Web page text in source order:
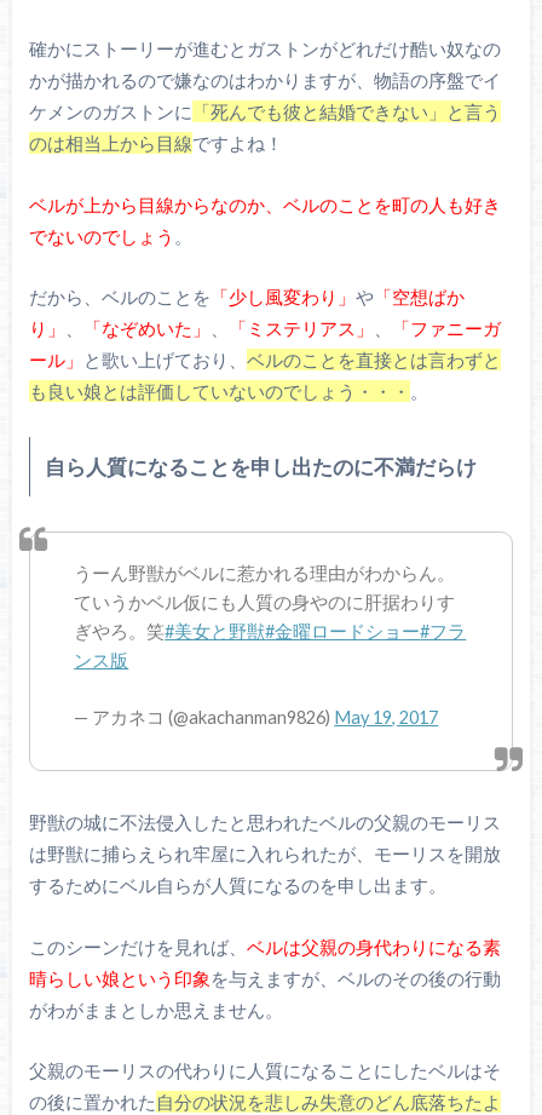
確かにストーリーが進むとガストンがどれだけ酷い奴なの
かが描かれるので嫌なのはわかりますが、物語の序盤でイ
ケメンのガストンに 「死んでも彼と結婚できない」と言う
のは相当上から目線ですよね！
ベルが上から目線からなのか、ベルのことを町の人も好き
でないのでしょう
だから、ベルのことを 「少し風変わり」 や「空想ばか
り」
「なぞめいた」 「ミステリアス」
「ファニーガ
ール」
と歌い上げており、 ベルのことを直接とは言わずと
も良い娘とは評価していないのでしょう・・・ 。
自ら人質になることを申し出たのに不満だらけ
うーん野獣がベルに惹かれる理由がわからん。
ていうかベル仮にも人質の身やのに肝据わりす
ぎやろ。笑#美女と野獣#金曜ロードショー#フラ
ンス版
— アカネコ (@akachanman9826) May 19, 2017
野獣の城に不法侵入したと思われたベルの父親のモーリス
は野獣に捕らえられ牢屋に入れられたが、モーリスを開放
するためにベル自らが人質になるのを申し出ます。
このシーンだけを見れば、 ベルは父親の身代わりになる素
晴らしい娘という印象 を与えますが、ベルのその後の行動
がわがままとしか思えません。
父親のモーリスの代わりに人質になることにしたベルはそ
の後に置かれた 自分の状況を悲しみ失意のどん底落ちたよ